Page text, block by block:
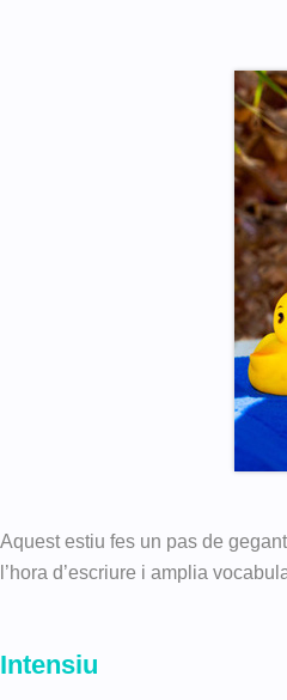
Aquest estiu fes un pas de
l’hora d’escriure i amplia
Intensiu